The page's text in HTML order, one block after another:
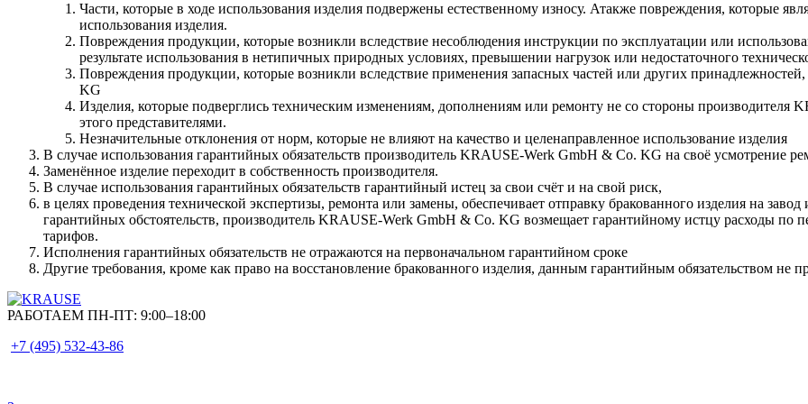
Части, которые в ходе использования изделия подвержены естественному износу. Атакже повреждения, которые
использования изделия.
Повреждения продукции, которые возникли вследствие несоблюдения инструкции по эксплуатации или
результате использования в нетипичных природных условиях, превышении нагрузок или недостаточного
Повреждения продукции, которые возникли вследствие применения запасных частей или других
KG
Изделия, которые подверглись техническим изменениям, дополнениям или ремонту не со стороны
этого представителями.
Незначительные отклонения от норм, которые не влияют на качество и целенаправленное использование изделия
В случае использования гарантийных обязательств производитель KRAUSE-Werk GmbH & Со. KG на своё усмотрение
Заменённое изделие переходит в собственность производителя.
В случае использования гарантийных обязательств гарантийный истец за свои счёт и на свой риск,
в целях проведения технической экспертизы, ремонта или замены, обеспечивает отправку бракованного изделия на
гарантийных обстоятельств, производитель KRAUSE-Werk GmbH & Со. KG возмещает гарантийному истцу расходы по
тарифов.
Исполнения гарантийных обязательств не отражаются на первоначальном гарантийном сроке
Другие требования, кроме как право на восстановление бракованного изделия, данным гарантийным обязательством не
РАБОТАЕМ ПН-ПТ: 9:00–18:00
+7 (495) 532-43-86